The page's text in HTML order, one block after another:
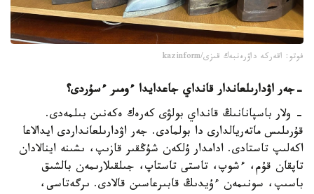
فوتو: اقەركە داۋرەنبەك قىزى/kazinform
-جەر اۋدارىلعاندار قانداي جاعدايدا ءومىر ءسۇردى؟
- ولار باسپانانىڭ قانداي بولۋى كەرەك ەكەنىن بىلمەدى.
قۇرىلىس ماتەريالدارى دا بولمادى. جەر اۋدارىلعانداردى ايدالاعا
اكەلىپ تاستادى. ادامدار ۇلكەن شۇڭقىر قازىپ، ىشىنە اينالادان
تاپقان قۇم، ءشوپ، تاستى تاستاپ، جىلقىلارىمەن بالشىق
باسىپ، سونىمەن ءۇيدىڭ قابىرعاسىن قالادى. ىرگەتاسى،